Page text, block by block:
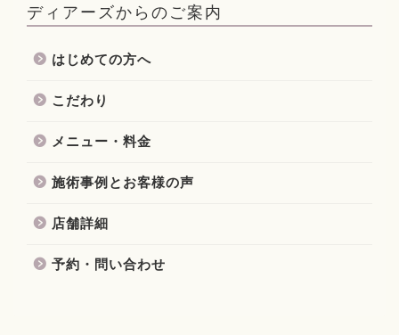
ディアーズからのご案内
はじめての方へ
こだわり
メニュー・料金
施術事例とお客様の声
店舗詳細
予約・問い合わせ